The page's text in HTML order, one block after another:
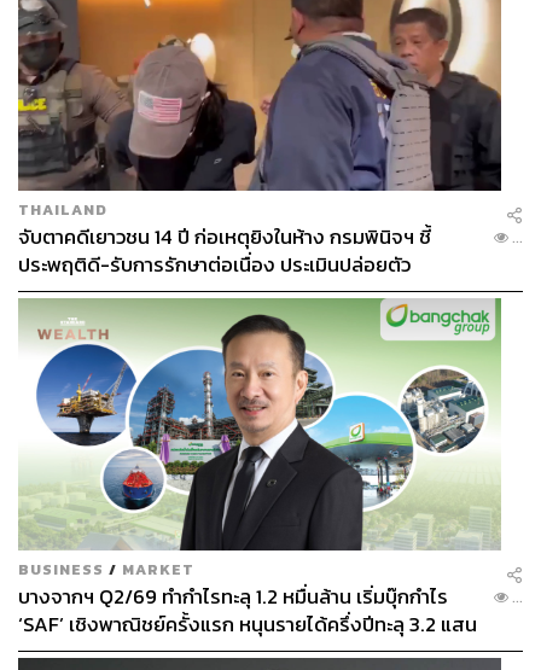
THAILAND
จับตาคดีเยาวชน 14 ปี ก่อเหตุยิงในห้าง กรมพินิจฯ ชี้
ประพฤติดี-รับการรักษาต่อเนื่อง ประเมินปล่อยตัว
...
BUSINESS / MARKET
บางจากฯ Q2/69 ทำกำไรทะลุ 1.2 หมื่นล้าน เริ่มบุ๊กกำไร
‘SAF’ เชิงพาณิชย์ครั้งแรก หนุนรายได้ครึ่งปีทะลุ 3.2 แสน
ล้าน
...